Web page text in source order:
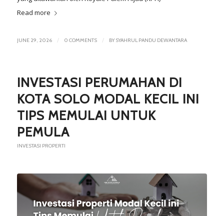
Read more
JUNE 29, 2026 / 0 COMMENTS / BYSYAHRUL PANDU DEWANTARA
INVESTASI PERUMAHAN DI
KOTA SOLO MODAL KECIL INI
TIPS MEMULAI UNTUK
PEMULA
INVESTASI PROPERTI